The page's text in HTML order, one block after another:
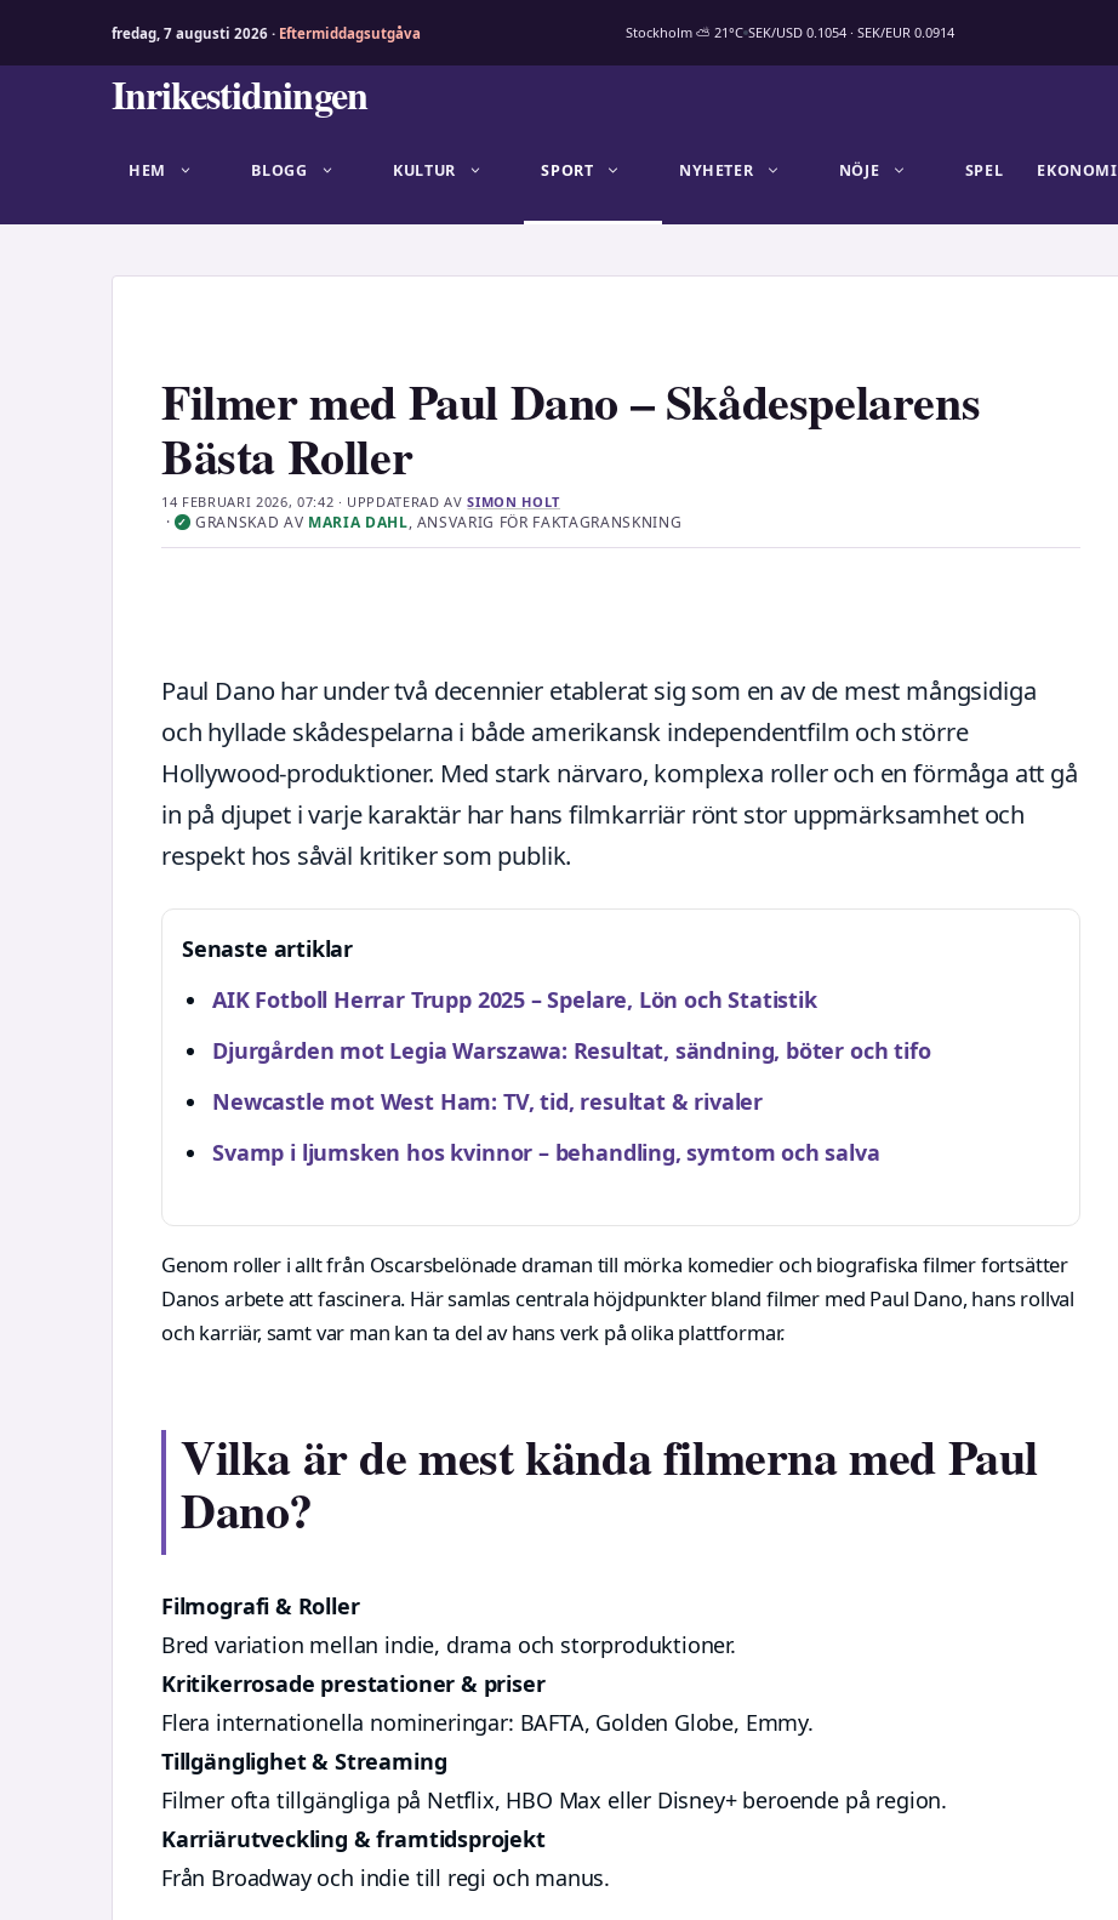
fredag, 7 augusti 2026 · Eftermiddagsutgåva Stockholm ⛅ 21°C SEK/USD 0.1054 · SEK/EUR 0.0914
Inrikestidningen
HEM BLOGG KULTUR SPORT NYHETER NÖJE SPEL EKONOMI
Filmer med Paul Dano – Skådespelarens
Bästa Roller
14 FEBRUARI 2026, 07:42 · UPPDATERADAVSIMON HOLT
· ✓ GRANSKAD AV MARIA DAHL, ANSVARIG FÖR FAKTAGRANSKNING
Paul Dano har under två decennier etablerat sig som en av de mest mångsidiga
och hyllade skådespelarna i både amerikansk independentfilm och större
Hollywood-produktioner. Med stark närvaro, komplexa roller och en förmåga att gå
in på djupet i varje karaktär har hans filmkarriär rönt stor uppmärksamhet och
respekt hos såväl kritiker som publik.
Senaste artiklar
AIK Fotboll Herrar Trupp 2025 – Spelare, Lön och Statistik
Djurgården mot Legia Warszawa: Resultat, sändning, böter och tifo
Newcastle mot West Ham: TV, tid, resultat & rivaler
Svamp i ljumsken hos kvinnor – behandling, symtom och salva
Genom roller i allt från Oscarsbelönade draman till mörka komedier och biografiska filmer fortsätter
Danos arbete att fascinera. Här samlas centrala höjdpunkter bland filmer med Paul Dano, hans rollval
och karriär, samt var man kan ta del av hans verk på olika plattformar.
Vilka är de mest kända filmerna med Paul
Dano?
Filmografi & Roller
Bred variation mellan indie, drama och storproduktioner.
Kritikerrosade prestationer & priser
Flera internationella nomineringar: BAFTA, Golden Globe, Emmy.
Tillgänglighet & Streaming
Filmer ofta tillgängliga på Netflix, HBO Max eller Disney+ beroende på region.
Karriärutveckling & framtidsprojekt
Från Broadway och indie till regi och manus.